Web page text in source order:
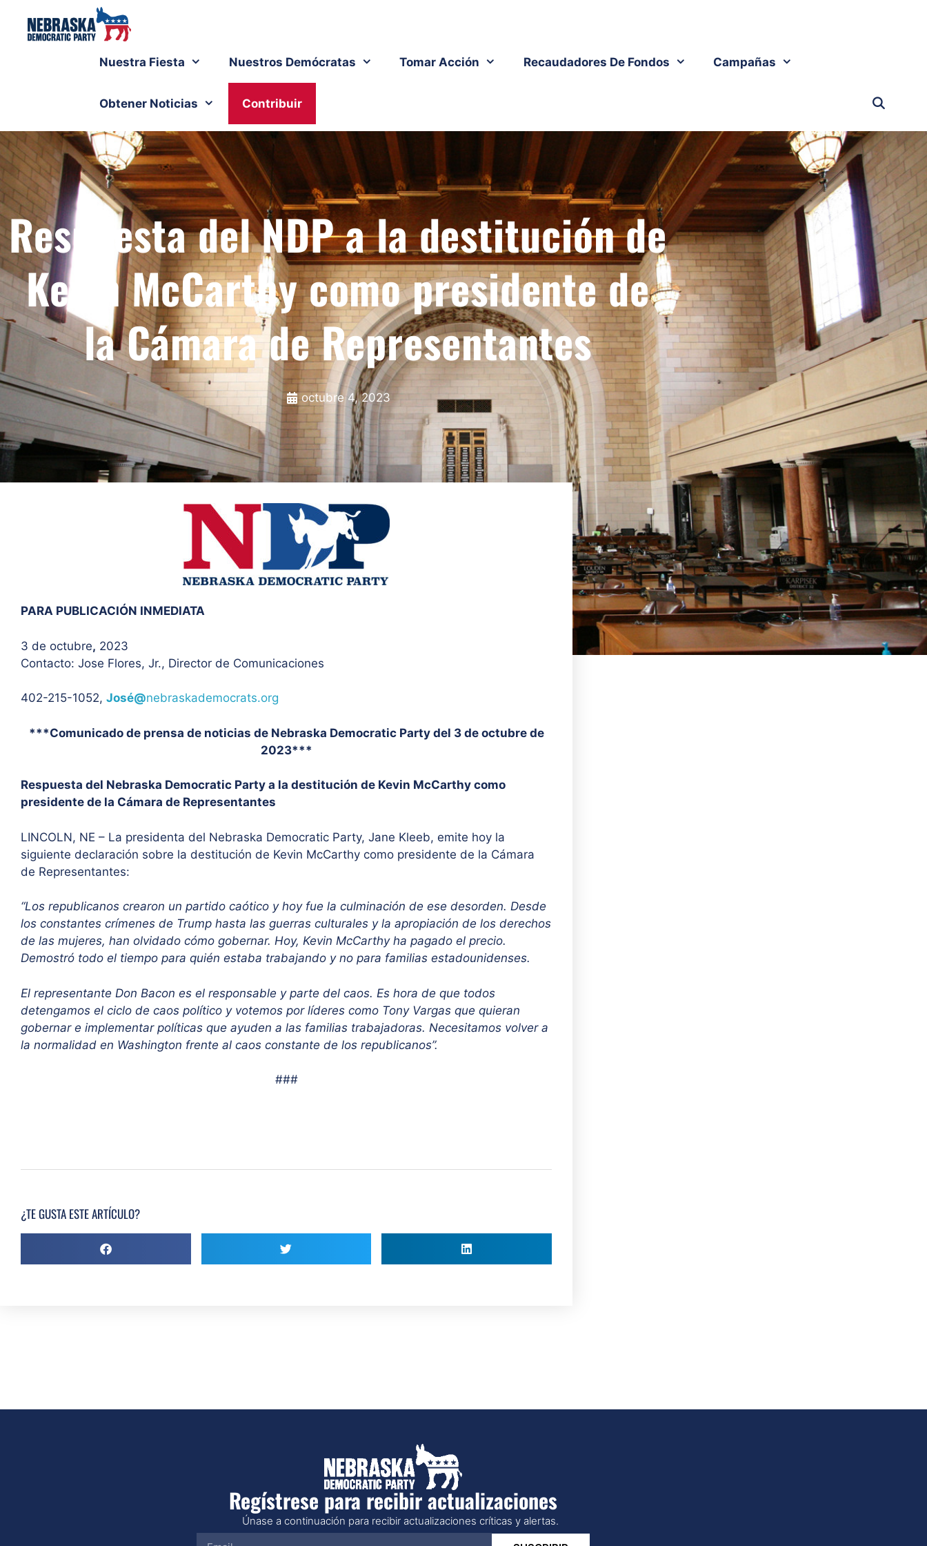
Nuestra Fiesta Nuestros Demócratas Tomar Acción Recaudadores De Fondos Campañas
Obtener Noticias Contribuir
Respuesta del NDP a la destitución de
Kevin McCarthy como presidente de
la Cámara de Representantes
octubre 4, 2023
PARA PUBLICACIÓN INMEDIATA
3 de octubre, 2023
Contacto: Jose Flores, Jr., Director de Comunicaciones
402-215-1052, José@nebraskademocrats.org
***Comunicado de prensa de noticias de Nebraska Democratic Party del 3 de octubre de
2023***
Respuesta del Nebraska Democratic Party a la destitución de Kevin McCarthy como
presidente de la Cámara de Representantes
LINCOLN, NE – La presidenta del Nebraska Democratic Party, Jane Kleeb, emite hoy la
siguiente declaración sobre la destitución de Kevin McCarthy como presidente de la Cámara
de Representantes:
“Los republicanos crearon un partido caótico y hoy fue la culminación de ese desorden. Desde
los constantes crímenes de Trump hasta las guerras culturales y la apropiación de los derechos
de las mujeres, han olvidado cómo gobernar. Hoy, Kevin McCarthy ha pagado el precio.
Demostró todo el tiempo para quién estaba trabajando y no para familias estadounidenses.
El representante Don Bacon es el responsable y parte del caos. Es hora de que todos
detengamos el ciclo de caos político y votemos por líderes como Tony Vargas que quieran
gobernar e implementar políticas que ayuden a las familias trabajadoras. Necesitamos volver a
la normalidad en Washington frente al caos constante de los republicanos”.
###
¿TE GUSTA ESTE ARTÍCULO?
Regístrese para recibir actualizaciones
Únase a continuación para recibir actualizaciones críticas y alertas.